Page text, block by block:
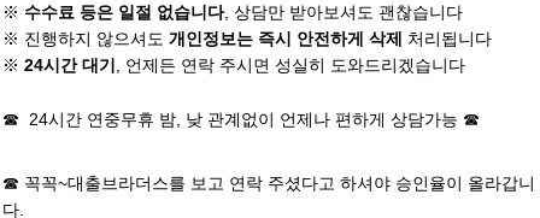
※ 수수료 등은 일절 없습니다, 상담만 받아보셔도 괜찮습니다
※ 진행하지 않으셔도 개인정보는 즉시 안전하게 삭제 처리됩니다
※ 24시간 대기 , 언제든 연락 주시면 성실히 도와드리겠습니다
☎ 24시간 연중무휴 밤, 낮 관계없이 언제나 편하게 상담가능 ☎
☎ 꼭꼭~대출브라더스를 보고 연락 주셨다고 하셔야 승인율이 올라갑니
다.